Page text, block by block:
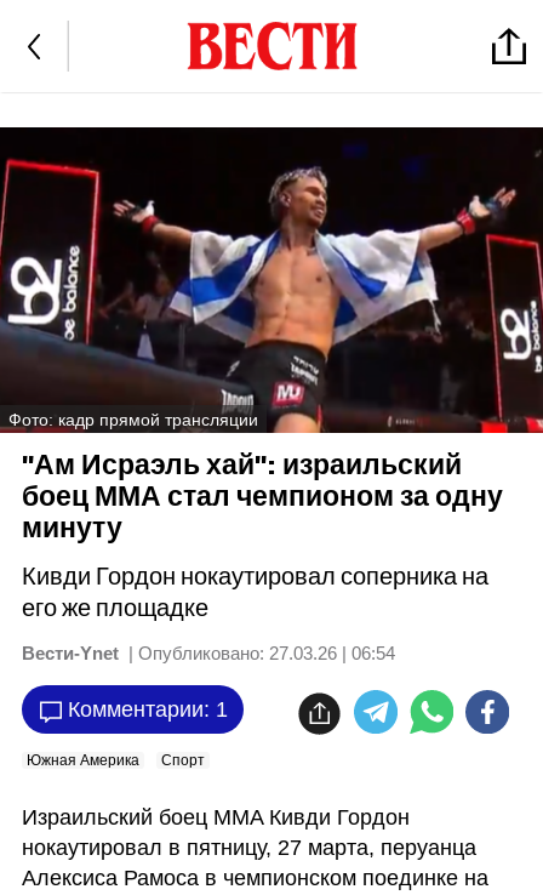
Фото: кадр прямой трансляции
"Ам Исраэль хай": израильский
боец ММА стал чемпионом за одну
минуту
Кивди Гордон нокаутировал соперника на
его же площадке
Вести-Ynet | Опубликовано: 27.03.26 | 06:54
Комментарии: 1
Южная Америка Спорт
Израильский боец MMA Кивди Гордон
нокаутировал в пятницу, 27 марта, перуанца
Алексиса Рамоса в чемпионском поединке на